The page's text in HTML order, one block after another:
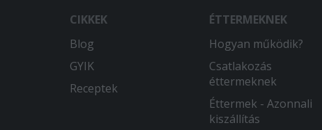
CIKKEK
Blog
GYIK
Receptek
ÉTTERMEKNEK
Hogyan működik?
Csatlakozás
éttermeknek
Éttermek - Azonnali
kiszállítás